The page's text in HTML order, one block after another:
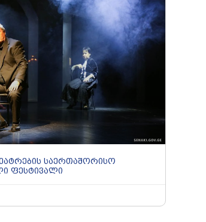
საერთაშორისო
ფესტივალი